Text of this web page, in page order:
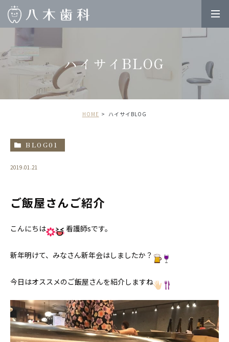
ハイサイBLOG
HOME ハイサイBLOG
BLOG01
2019.01.21
ご飯屋さんご紹介
こんにちは 看護師sです。
新年明けて、みなさん新年会はしましたか？
今日はオススメのご飯屋さんを紹介しますね